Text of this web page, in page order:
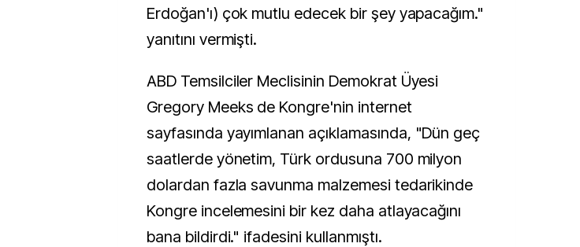
Erdoğan'ı) çok mutlu edecek bir şey yapacağım."
yanıtını vermişti.
ABD Temsilciler Meclisinin Demokrat Üyesi
Gregory Meeks de Kongre'nin internet
sayfasında yayımlanan açıklamasında, "Dün geç
saatlerde yönetim, Türk ordusuna 700 milyon
dolardan fazla savunma malzemesi tedarikinde
Kongre incelemesini bir kez daha atlayacağını
bana bildirdi." ifadesini kullanmıştı.